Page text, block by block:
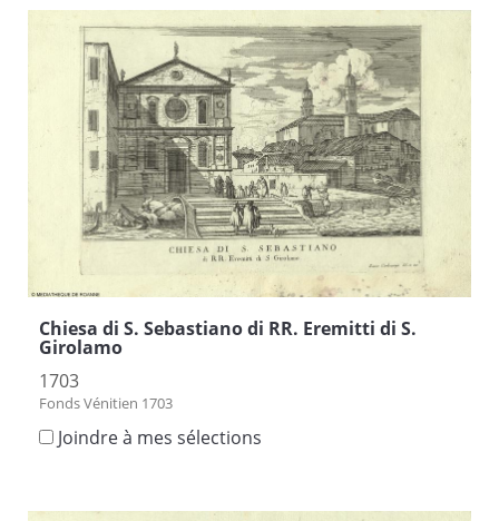
Chiesa di S. Sebastiano di RR. Eremitti di S.
Girolamo
1703
Fonds Vénitien 1703
Joindre à mes sélections